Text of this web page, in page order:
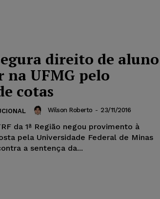
direito de aluno
na UFMG pelo
cotas
Wilson Roberto - 23/11/2016
da 1ª Região negou provimento à
pela Universidade Federal de Minas
a sentença da...